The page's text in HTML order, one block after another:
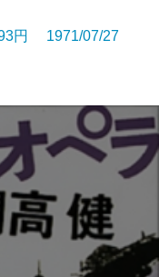
円 1971/07/27